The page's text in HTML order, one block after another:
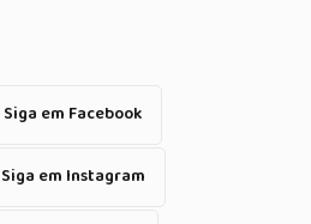
Siga em Facebook
Siga em Instagram